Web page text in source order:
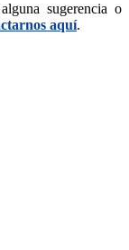
sugerencia o
aquí.